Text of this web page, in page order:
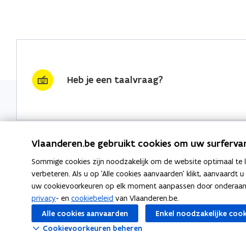
Heb je een taalvraag?
Nieuwsbrief krijgen?
vraag & woord van de week
wekelijks in je mailbox
Schrijf je in
Thema's
Spellingregels
Vlaanderen.be gebruikt cookies om uw
Sommige cookies zijn noodzakelijk om de website optimaal
verbeteren. Als u op 'Alle cookies aanvaarden' klikt, aanvaardt
uw cookievoorkeuren op elk moment aanpassen door
privacy- en cookiebeleid van Vlaanderen.be.
Alle cookies aanvaarden
Enkel noodzakelijke
Cookievoorkeuren beheren